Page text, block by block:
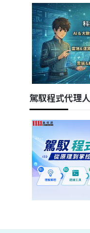
駕馭程式代理人